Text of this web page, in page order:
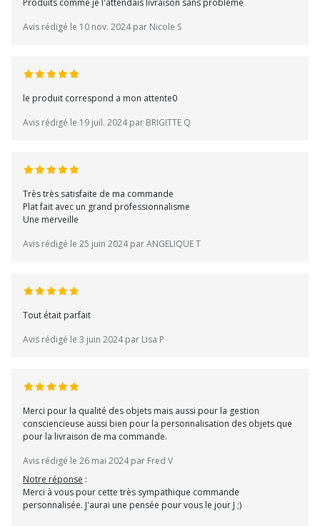
Produits comme je l'attendais livraison sans problème
Avis rédigé le 10 nov. 2024 par Nicole S
le produit correspond a mon attente0
Avis rédigé le 19 juil. 2024 par BRIGITTE Q
Très très satisfaite de ma commande
Plat fait avec un grand professionnalisme
Une merveille
Avis rédigé le 25 juin 2024 par ANGELIQUE T
Tout était parfait
Avis rédigé le 3 juin 2024 par Lisa P
Merci pour la qualité des objets mais aussi pour la gestion
consciencieuse aussi bien pour la personnalisation des objets que
pour la livraison de ma commande.
Avis rédigé le 26 mai 2024 par Fred V
Notre réponse :
Merci à vous pour cette très sympathique commande
personnalisée. J'aurai une pensée pour vous le jour J ;)